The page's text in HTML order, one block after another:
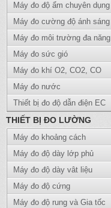
Máy đo độ ẩm chuyên dụng
Máy đo cường độ ánh sáng
Máy đo môi trường đa năng
Máy đo sức gió
Máy đo khí O2, CO2, CO
Máy đo nước
Thiết bị đo độ dẫn điện EC
THIẾT BỊ ĐO LƯỜNG
Máy đo khoảng cách
Máy đo độ dày lớp phủ
Máy đo độ dày vât liệu
Máy đo độ cứng
Máy đo độ rung và Gia tốc